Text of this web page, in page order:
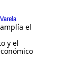
el
y el